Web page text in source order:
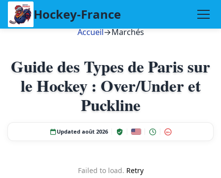
Hockey-France
Accueil→Marchés
Guide des Types de Paris sur
le Hockey : Over/Under et
Puckline
Updated août 2026 18+
Failed to load. Retry